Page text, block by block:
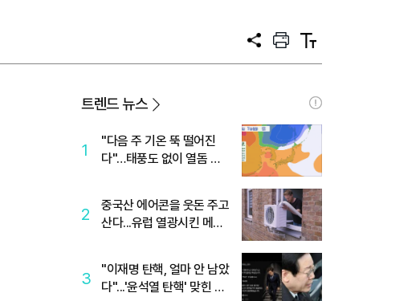
공
프
트
텍
트
트렌드 뉴스
1
"다음 주 기온 뚝 떨어진
다"…태풍도 없이 열돔 박
2
중국산 에어콘을 웃돈 주고
산다...유럽 열광시킨 메이
3
"이재명 탄핵, 얼마 안 남았
다"...'윤석열 탄핵' 맞힌 무